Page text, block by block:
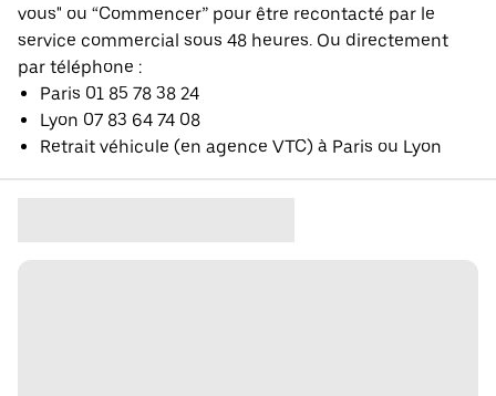
vous" ou “Commencer” pour être recontacté par le
service commercial sous 48 heures. Ou directement
par téléphone :
Paris 01 85 78 38 24
Lyon 07 83 64 74 08
Retrait véhicule (en agence VTC) à Paris ou Lyon